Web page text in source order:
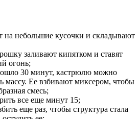
на небольшие кусочки и складывают
заливают кипятком и ставят
огонь;
30 минут, кастрюлю можно
массу. Ее взбивают миксером, чтобы
смесь;
все еще минут 15;
еще раз, чтобы структура стала